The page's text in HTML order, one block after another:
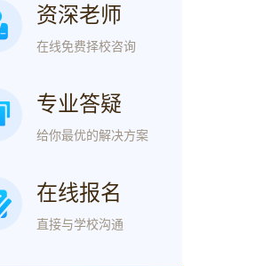
资深老师
在线免费择校咨询
专业答疑
给你最优的解决方案
在线报名
直接与学校沟通